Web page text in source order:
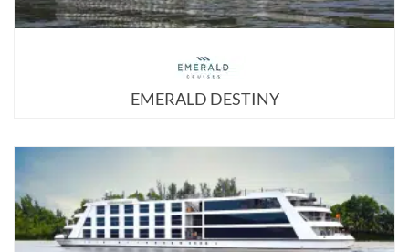
EMERALD DESTINY